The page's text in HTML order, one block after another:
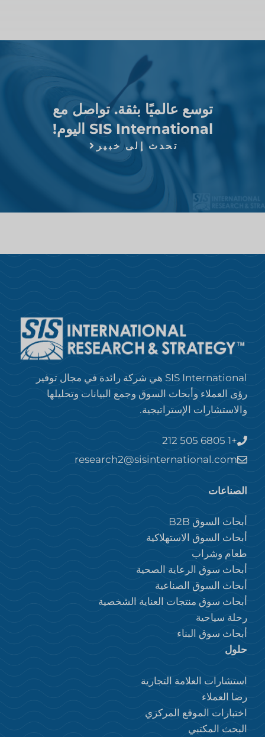
توسع عالميًا بثقة. تواصل مع
SIS International اليوم!
تحدث إلى خبير
SIS International هي شركة رائدة في مجال توفير
رؤى العملاء وأبحاث السوق وجمع البيانات وتحليلها
والاستشارات الإستراتيجية.
+1 212 505 6805
research2@sisinternational.com
الصناعات
أبحاث السوق B2B
أبحاث السوق الاستهلاكية
طعام وشراب
أبحاث سوق الرعاية الصحية
أبحاث السوق الصناعية
أبحاث سوق منتجات العناية الشخصية
رحلة سياحية
أبحاث سوق البناء
حلول
استشارات العلامة التجارية
رضا العملاء
اختبارات الموقع المركزي
البحث المكتبي